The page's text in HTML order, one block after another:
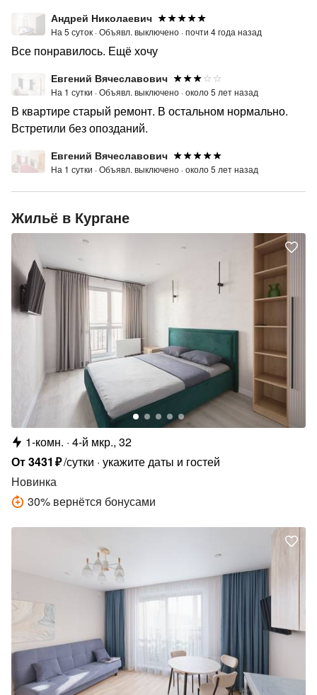
Кургане, популярна и о своем временном жилище Вам
нужно позаботиться заблаговременно. Компания
«Абажур-Отель» поможет Вам выбрать квартиру
посуточно в Кургане.Ждем Вас!
Андрей Николаевич
На 5 суток ·Объявл. выключено ·почти 4 года назад
Все понравилось. Ещё хочу
Евгений Вячеславович
На 1 сутки ·Объявл. выключено ·около 5 лет назад
В квартире старый ремонт. В остальном нормально.
Встретили без опозданий.
Евгений Вячеславович
На 1 сутки ·Объявл. выключено ·около 5 лет назад
Жильё в Кургане
1-комн. 4-й мкр., 32
От3431 ₽/сутки укажите даты и гостей
Новинка
30% вернётся бонусами